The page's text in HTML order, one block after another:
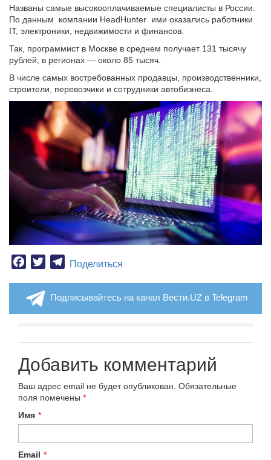
Названы самые высокооплачиваемые специалисты в России.
По данным компании HeadHunter ими оказались работники
IT, электроники, недвижимости и финансов.
Так, программист в Москве в среднем получает 131 тысячу
рублей, в регионах — около 85 тысяч.
В числе самых востребованных продавцы, производственники,
строители, перевозчики и сотрудники автобизнеса.
Facebook
TwitterTelegram
Поделиться
Подписывайтесь на канал Вести.UZ в Telegram
Добавить комментарий
Ваш адрес email не будет опубликован. Обязательные
поля помечены *
Имя *
Email *